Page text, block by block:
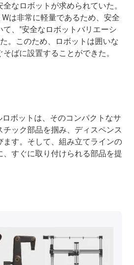
なロボットが求められていた。
は非常に軽量であるため、安全
、"安全なロボットバリエーシ
。このため、ロボットは囲いな
ばに設置することができた。
ロボットは、そのコンパクトなサ
チック部品を掴み、ディスペンス
ます。そして、組み立てラインの
すぐに取り付けられる部品を提